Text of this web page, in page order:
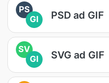
PS
GI
PSD ad GIF
SV
GI
SVG ad GIF